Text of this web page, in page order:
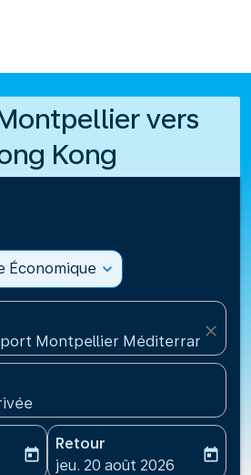
vers
Kong
Économique expand_more
Montpellier
close
date-aria-label
today
Retour
fc-booking-return-date-
jeu. 20 août 2026
today